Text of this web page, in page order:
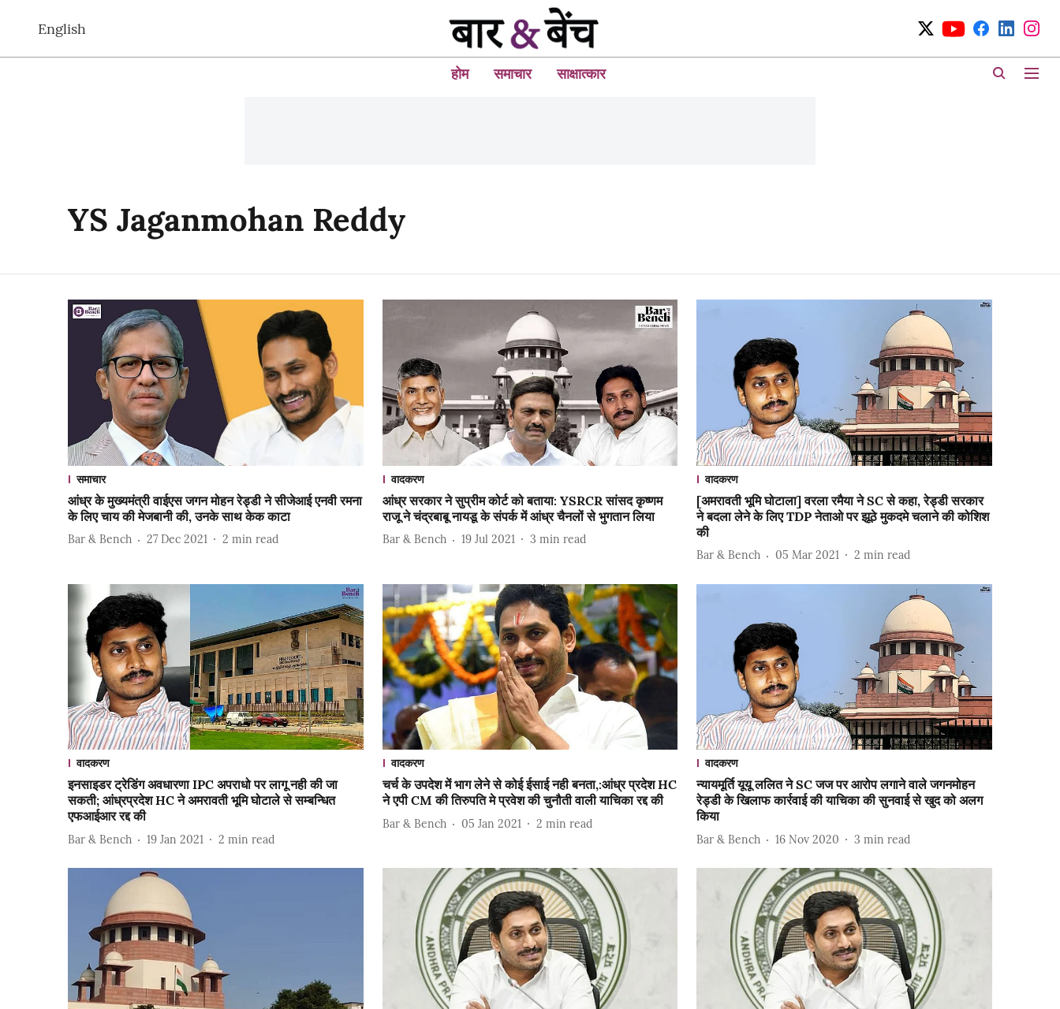
English
होम समाचार साक्षात्कार
YS Jaganmohan Reddy
समाचार
आंध्र के मुख्यमंत्री वाईएस जगन मोहन रेड्डी ने सीजेआई एनवी रमना
के लिए चाय की मेजबानी की, उनके साथ केक काटा
Bar & Bench 27 Dec 2021 2 min read
वादकरण
आंध्र सरकार ने सुप्रीम कोर्ट को बताया: YSRCR सांसद कृष्णम
राजू ने चंद्रबाबू नायडू के संपर्क में आंध्र चैनलों से भुगतान लिया
Bar & Bench 19 Jul 2021 3 min read
वादकरण
[अमरावती भूमि घोटाला] वरला रमैया ने SC से कहा, रेड्डी सरकार
ने बदला लेने के लिए TDP नेताओ पर झूठे मुकदमे चलाने की कोशिश
की
Bar & Bench 05 Mar 2021 2 min read
वादकरण
इनसाइडर ट्रेडिंग अवधारणा IPC अपराधो पर लागू नही की जा
सकती; आंध्रप्रदेश HC ने अमरावती भूमि घोटाले से सम्बन्धित
एफआईआर रद्द की
Bar & Bench 19 Jan 2021 2 min read
वादकरण
चर्च के उपदेश में भाग लेने से कोई ईसाई नही बनता,:आंध्र प्रदेश HC
ने एपी CM की तिरुपति मे प्रवेश की चुनौती वाली याचिका रद्द की
Bar & Bench 05 Jan 2021 2 min read
वादकरण
न्यायमूर्ति यूयू ललित ने SC जज पर आरोप लगाने वाले जगनमोहन
रेड्डी के खिलाफ कार्रवाई की याचिका की सुनवाई से खुद को अलग
किया
Bar & Bench 16 Nov 2020 3 min read